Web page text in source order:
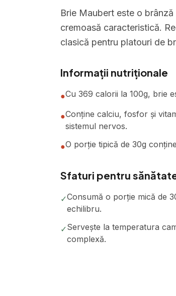
Brie Maubert este o
cremoasă caracteristică.
clasică pentru platouri de
Informații nutriționale
●Cu 369 calorii la 100g, brie
●Conține calciu, fosfor și
sistemul nervos.
●O porție tipică de 30g
Sfaturi pentru
✓Consumă o porție mică de
echilibru.
✓Servește la temperatura
complexă.